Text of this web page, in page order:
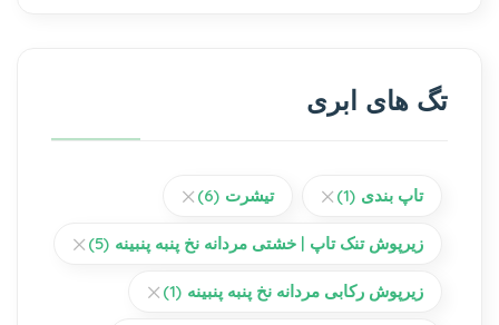
تگ های ابری
تاپ بندی (1) تیشرت (6)
زیرپوش تنک تاپ | خشتی مردانه نخ پنبه پنبینه (5)
زیرپوش رکابی مردانه نخ پنبه پنبینه (1)